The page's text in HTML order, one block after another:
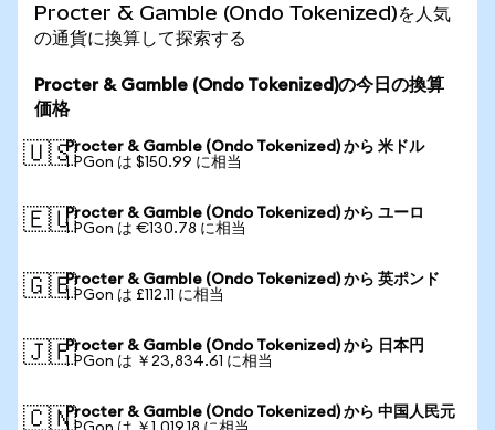
Procter & Gamble (Ondo Tokenized)を人気
の通貨に換算して探索する
Procter & Gamble (Ondo Tokenized)の今日の換算
価格
🇺🇸Procter & Gamble (Ondo Tokenized) から 米ドル
1 PGon は $150.99 に相当
🇪🇺Procter & Gamble (Ondo Tokenized) から ユーロ
1 PGon は €130.78 に相当
🇬🇧Procter & Gamble (Ondo Tokenized) から 英ポンド
1 PGon は £112.11 に相当
🇯🇵Procter & Gamble (Ondo Tokenized) から 日本円
1 PGon は ￥23,834.61 に相当
🇨🇳Procter & Gamble (Ondo Tokenized) から 中国人民元